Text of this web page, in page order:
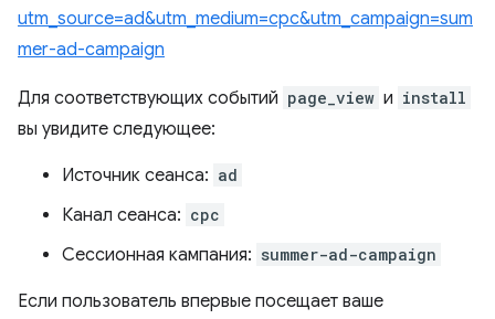
utm_source=ad&utm_medium=cpc&utm_campaign=sum
mer-ad-campaign
Для соответствующих событий page_view и install
вы увидите следующее:
Источник сеанса: ad
Канал сеанса: cpc
Сессионная кампания: summer-ad-campaign
Если пользователь впервые посещает ваше